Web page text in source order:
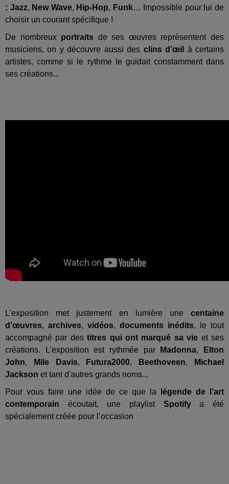
: Jazz, New Wave, Hip-Hop, Funk… Impossible pour lui de
choisir un courant spécifique !
De nombreux portraits de ses œuvres représentent des
musiciens, on y découvre aussi des clins d’œil
à certains
artistes, comme si le rythme le guidait constamment dans
ses créations...
L’exposition met justement en lumière une centaine
d’œuvres, archives, vidéos, documents inédits, le tout
accompagné par destitres qui ont marqué sa vie et ses
créations. L’exposition est rythmée par
Madonna,
Elton
John, Mile Davis, Futura2000, Beethoveen,
Michael
Jackson et tant d'autres grands noms...
Pour vous faire une idée de ce que la
légende de l’art
contemporain écoutait, une playlist Spotifya été
spécialement créée pour l’occasion